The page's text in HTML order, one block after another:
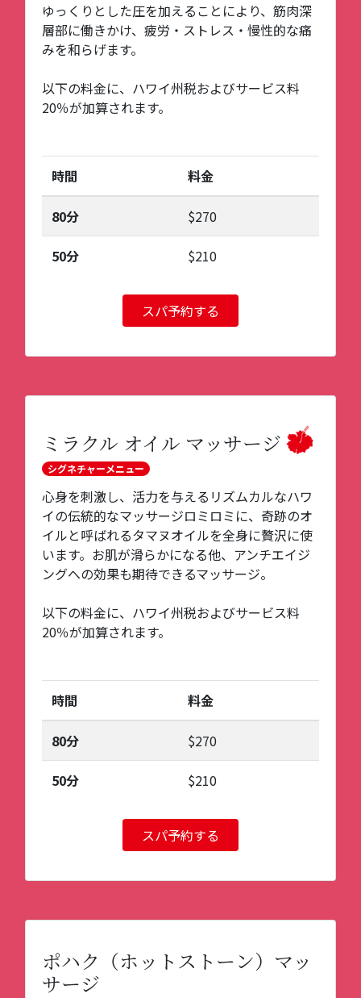
ゆっくりとした圧を加えることにより、筋肉深
層部に働きかけ、疲労・ストレス・慢性的な痛
みを和らげます。
以下の料金に、ハワイ州税およびサービス料
20％が加算されます。
時間 料金
80分 $270
50分 $210
スパ予約する
ミラクル オイル マッサージ
シグネチャーメニュー
心身を刺激し、活力を与えるリズムカルなハワ
イの伝統的なマッサージロミロミに、奇跡のオ
イルと呼ばれるタマヌオイルを全身に贅沢に使
います。お肌が滑らかになる他、アンチエイジ
ングへの効果も期待できるマッサージ。
以下の料金に、ハワイ州税およびサービス料
20％が加算されます。
時間 料金
80分 $270
50分 $210
スパ予約する
ポハク（ホットストーン）マッ
サージ